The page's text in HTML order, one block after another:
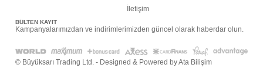
İletişim
BÜLTEN KAYIT
Kampanyalarımızdan ve indirimlerimizden güncel olarak haberdar olun.
© Büyüksarı Trading Ltd. - Designed & Powered by Ata Bilişim